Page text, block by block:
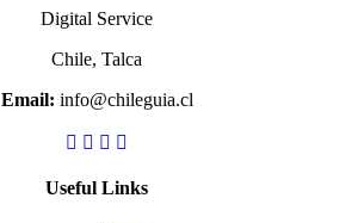
Digital Service
Chile, Talca
Email: info@chileguia.cl
Useful Links